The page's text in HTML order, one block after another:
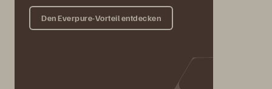
Den Everpure-Vorteil entdecken